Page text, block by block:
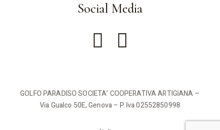
Social Media
GOLFO PARADISO SOCIETA’ COOPERATIVA ARTIGIANA –
Via Gualco 50E, Genova – P. Iva 02552850998